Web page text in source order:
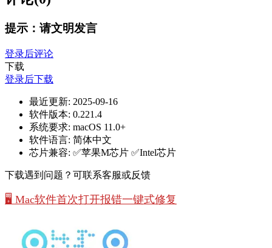
提示：请文明发言
登录后评论
下载
登录后下载
最近更新: 2025-09-16
软件版本: 0.221.4
系统要求: macOS 11.0+
软件语言: 简体中文
芯片兼容: ✅苹果M芯片 ✅Intel芯片
下载遇到问题？可联系客服或反馈
🖥️ Mac软件首次打开报错一键式修复